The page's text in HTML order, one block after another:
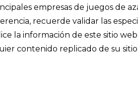
empresas de juegos de
recuerde validar las
la información de este sitio
contenido replicado de su